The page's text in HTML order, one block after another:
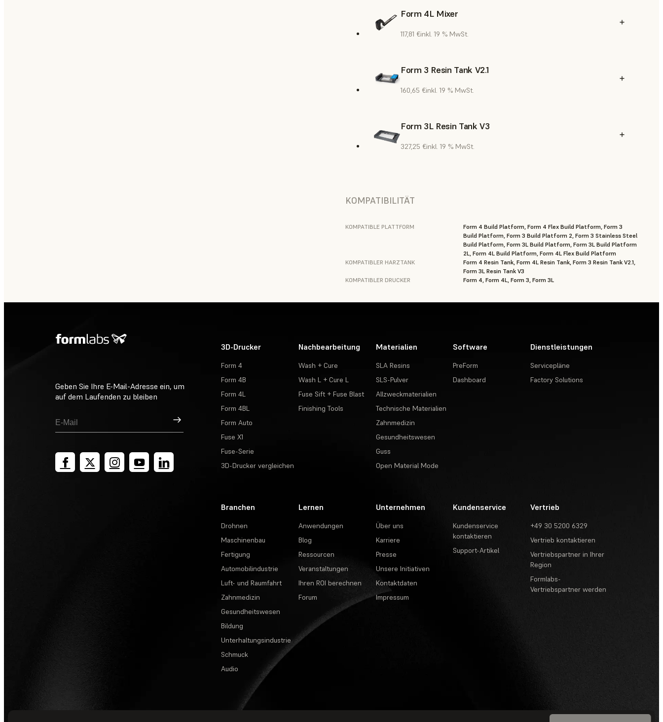
Form 4L Mixer
117,81 €inkl. 19 % MwSt.
Form 3 Resin Tank V2.1
160,65 €inkl. 19 % MwSt.
Form 3L Resin Tank V3
327,25 €inkl. 19 % MwSt.
KOMPATIBILITÄT
KOMPATIBLE PLATTFORM
Form 4 Build Platform, Form 4 Flex Build Platform, Form 3
Build Platform, Form 3 Build Platform 2, Form 3 Stainless Steel
Build Platform, Form 3L Build Platform, Form 3L Build Platform
2L, Form 4L Build Platform, Form 4L Flex Build Platform
KOMPATIBLER HARZTANK
Form 4 Resin Tank, Form 4L Resin Tank, Form 3 Resin Tank V2.1,
Form 3L Resin Tank V3
KOMPATIBLER DRUCKER
Form 4, Form 4L, Form 3, Form 3L
Geben Sie Ihre E-Mail-Adresse ein, um
auf dem Laufenden zu bleiben
Registrieren
3D-Drucker
Form 4
Form 4B
Form 4L
Form 4BL
Form Auto
Fuse X1
Fuse-Serie
3D-Drucker vergleichen
Nachbearbeitung
Wash + Cure
Wash L + Cure L
Fuse Sift + Fuse Blast
Finishing Tools
Materialien
SLA Resins
SLS-Pulver
Allzweckmaterialien
Technische Materialien
Zahnmedizin
Gesundheitswesen
Guss
Open Material Mode
Software
PreForm
Dashboard
Dienstleistungen
Servicepläne
Factory Solutions
Branchen
Drohnen
Maschinenbau
Fertigung
Automobilindustrie
Luft- und Raumfahrt
Zahnmedizin
Gesundheitswesen
Bildung
Unterhaltungsindustrie
Schmuck
Audio
Lernen
Anwendungen
Blog
Ressourcen
Veranstaltungen
Ihren ROI berechnen
Forum
Unternehmen
Über uns
Karriere
Presse
Unsere Initiativen
Kontaktdaten
Impressum
Kundenservice
Kundenservice
kontaktieren
Support-Artikel
Vertrieb
+49 30 5200 6329
Vertrieb kontaktieren
Vertriebspartner in Ihrer
Region
Formlabs-
Vertriebspartner werden